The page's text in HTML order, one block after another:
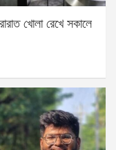
খোলা রেখে সকালে